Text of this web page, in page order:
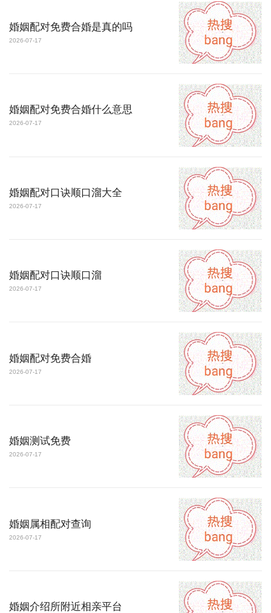
婚姻配对免费合婚是真的吗
2026-07-17
婚姻配对免费合婚什么意思
2026-07-17
婚姻配对口诀顺口溜大全
2026-07-17
婚姻配对口诀顺口溜
2026-07-17
婚姻配对免费合婚
2026-07-17
婚姻测试免费
2026-07-17
婚姻属相配对查询
2026-07-17
婚姻介绍所附近相亲平台